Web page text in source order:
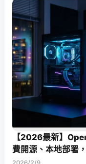
【2026最新】
費開源、本地部署